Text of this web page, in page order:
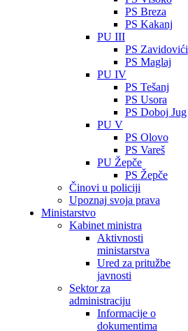
PS Breza
PS Kakanj
PU III
PS Zavidovići
PS Maglaj
PU IV
PS Tešanj
PS Usora
PS Doboj Jug
PU V
PS Olovo
PS Vareš
PU Žepče
PS Žepče
Činovi u policiji
Upoznaj svoja prava
Ministarstvo
Kabinet ministra
Aktivnosti
ministarstva
Ured za pritužbe
javnosti
Sektor za
administraciju
Informacije o
dokumentima